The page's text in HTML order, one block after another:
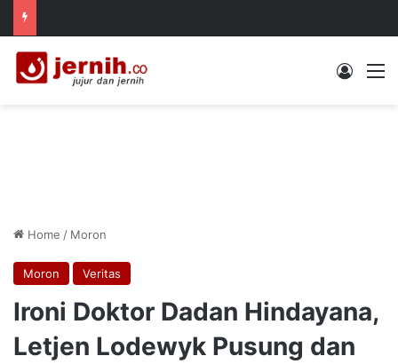
Log In
Home / Moron
Moron Veritas
Ironi Doktor Dadan Hindayana,
Letjen Lodewyk Pusung dan